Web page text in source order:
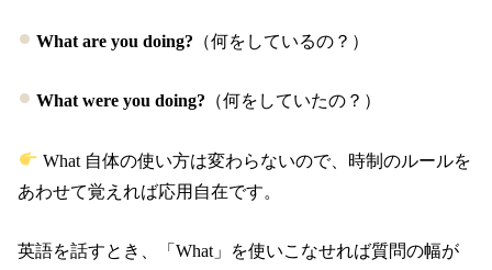
What are you doing? （何をしているの？）
What were you doing? （何をしていたの？）
What 自体の使い方は変わらないので、時制のルールを
あわせて覚えれば応用自在です。
英語を話すとき、「What」を使いこなせれば質問の幅が